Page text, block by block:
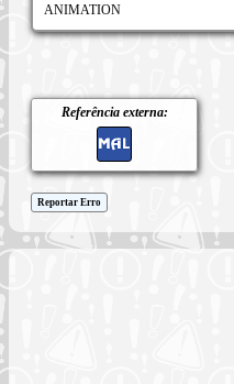
ANIMATION
Referência externa:
Reportar Erro